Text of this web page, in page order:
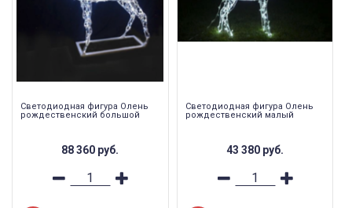
Светодиодная фигура Олень
рождественский большой
88 360 руб.
Светодиодная фигура Олень
рождественский малый
43 380 руб.